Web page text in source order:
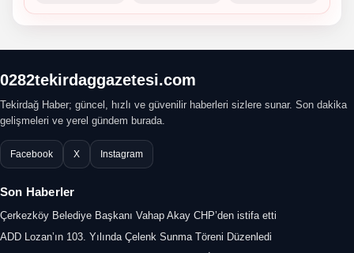
0282tekirdaggazetesi.com
Tekirdağ Haber; güncel, hızlı ve güvenilir haberleri sizlere sunar. Son dakika
gelişmeleri ve yerel gündem burada.
Facebook X Instagram
Son Haberler
Çerkezköy Belediye Başkanı Vahap Akay CHP’den istifa etti
ADD Lozan’ın 103. Yılında Çelenk Sunma Töreni Düzenledi